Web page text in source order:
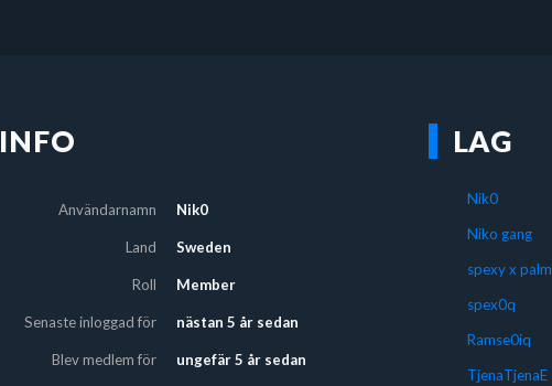
INFO
Användarnamn Nik0
Land Sweden
Roll Member
Senaste inloggad för nästan 5 år sedan
Blev medlem för ungefär 5 år sedan
LAG
Nik0
Niko gang
spexy x palm
spex0q
Ramse0iq
TjenaTjenaE